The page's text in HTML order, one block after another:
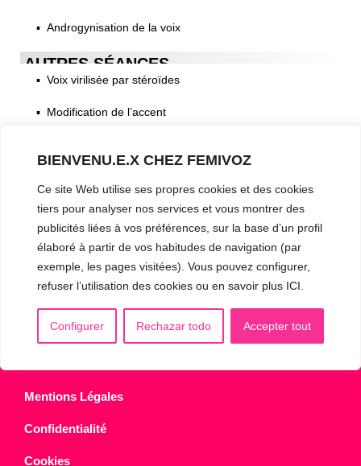
BIENVENU.E.X CHEZ FEMIVOZ
Ce site Web utilise ses propres cookies et des cookies
tiers pour analyser nos services et vous montrer des
publicités liées à vos préférences, sur la base d’un profil
élaboré à partir de vos habitudes de navigation (par
exemple, les pages visitées). Vous pouvez configurer,
refuser l’utilisation des cookies ou en savoir plus ICI.
Configurer Rechazar todo Accepter tout
▪️ Androgynisation de la voix
AUTRES SÉANCES
▪️ Voix virilisée par stéroïdes
▪️ Modification de l’accent
CONTACT & RDV
✅ Prendre RDV en ligne
WhatsApp : +34 625 14 46 47
Mentions Légales
Confidentialité
Cookies